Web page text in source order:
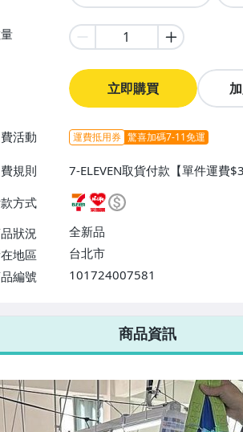
立即購買
活動 運費抵用券 驚喜加碼7-11免運
規則
7-ELEVEN取貨付款【單件運費
付款【單件運費$60、消費滿
0、消費滿$990免運費】
方式
狀況
全新品
地區
台北市
編號
101724007581
7-ELEVEN 運費只要38元
不限金額、筆數，筆筆優惠無限次！
商品資訊